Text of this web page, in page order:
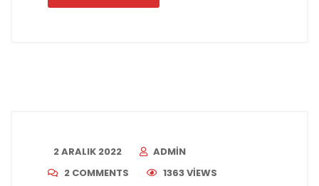
2 ARALIK 2022
ADMIN
2 COMMENTS
1363 VIEWS